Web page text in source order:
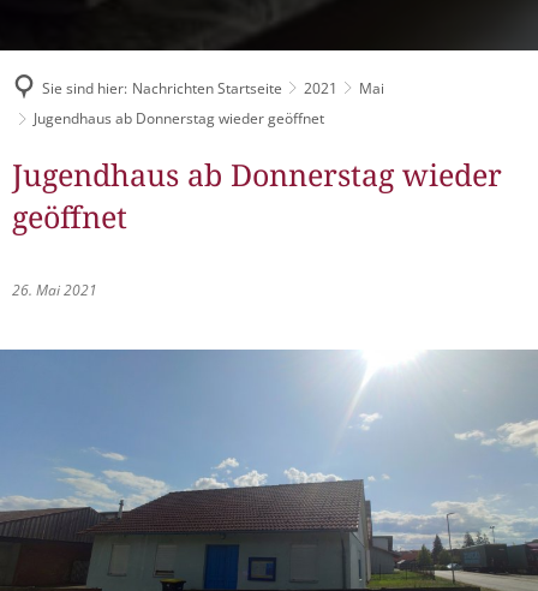
Konzertsaal LMAH
Schlitzer Geschichten
Sie sind hier: Nachrichten Startseite 2021
Mai
Jugendhaus ab Donnerstag wieder geöffnet
Jugendhaus ab Donnerstag wieder
geöffnet
26. Mai 2021